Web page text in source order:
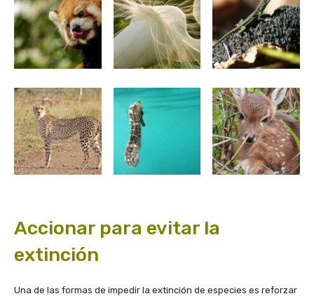
Accionar para evitar la
extinción
Una de las formas de impedir la extinción de especies es reforzar